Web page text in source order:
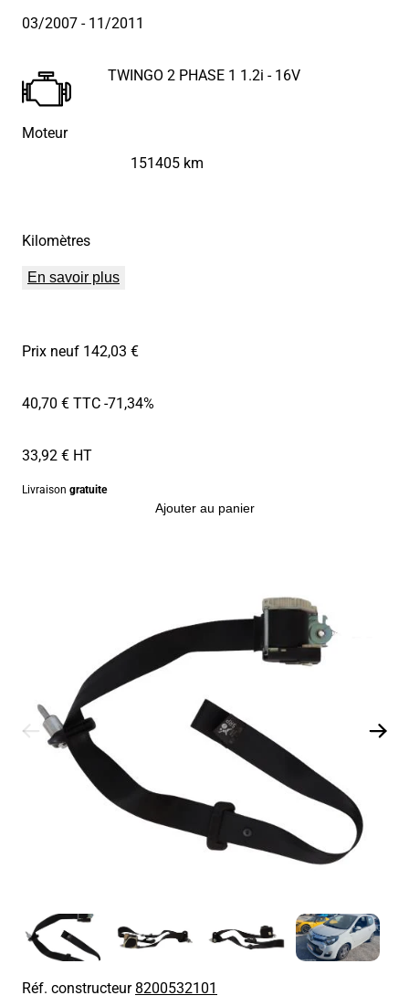
03/2007- 11/2011
Moteur
TWINGO 2 PHASE 1 1.2i - 16V
Kilomètres
151405 km
En savoir plus
Prix neuf 142,03 €
40,70 € TTC-71,34%
33,92 € HT
Livraison gratuite
Ajouter au panier
Réf. constructeur8200532101